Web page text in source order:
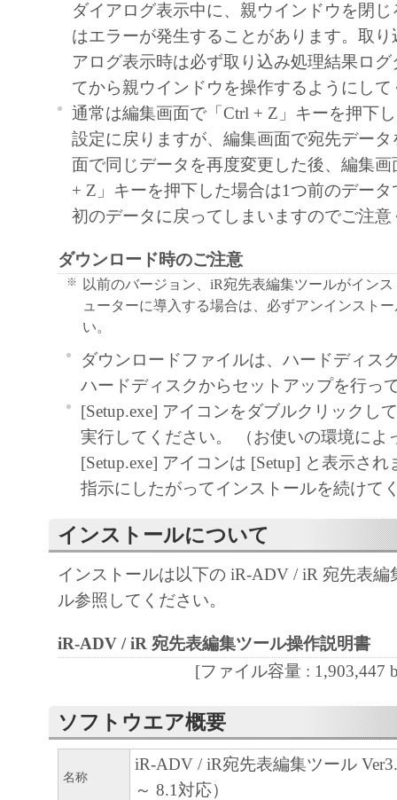
ティングジャパンのライセンサーは、
ユーザーの特定の目的のために適当で
は有用であること、または本ソフトウ
こと、その他本ソフトウェアに関して
たしません。
キヤノンマーケティングジャパンおよ
ティングジャパンのライセンサーは、
による場合を除き、本ソフトウェアの
関連して生ずる直接的または間接的な
ユーザーは、日本国政府または該当国
許可等を得ることなしに、本ソフトウ
一部を、直接または間接に輸出しては
以上
ダイアログ表示中に、親ウインドウを閉
はエラーが発生することがあります。取
アログ表示時は必ず取り込み処理結果ロ
てから親ウインドウを操作するようにして
通常は編集画面で「Ctrl + Z」キーを押下
設定に戻りますが、編集画面で宛先デー
面で同じデータを再度変更した後、編集
+ Z」キーを押下した場合は1つ前のデー
初のデータに戻ってしまいますのでご注意
ダウンロード時のご注意
※
以前のバージョン、iR宛先表編集ツールがイン
ューターに導入する場合は、必ずアンインスト
い。
ダウンロードファイルは、ハードディス
ハードディスクからセットアップを行っ
[Setup.exe] アイコンをダブルクリックし
実行してください。 （お使いの環境によ
[Setup.exe] アイコンは [Setup] と表示さ
指示にしたがってインストールを続けて
インストールについて
インストールは以下の iR-ADV / iR 宛先表編
ル参照してください。
iR-ADV / iR 宛先表編集ツール操作説明書
[ファイル容量 : 1,903,447
ソフトウエア概要
名称
iR-ADV / iR宛先表編集ツール
～ 8.1対応）